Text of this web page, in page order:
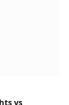
vs